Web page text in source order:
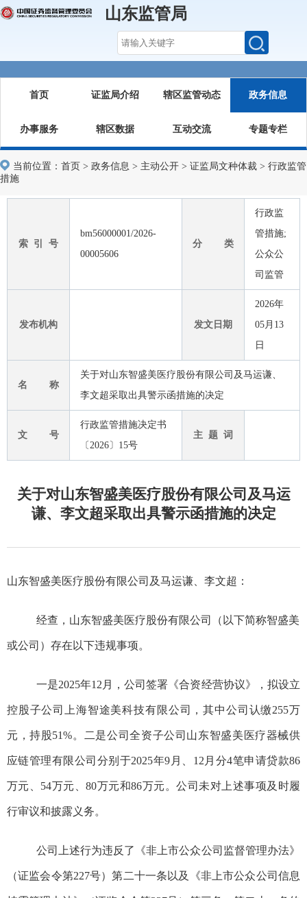
山东监管局
首页 证监局介绍 辖区监管动态 政务信息
办事服务 辖区数据 互动交流 专题专栏
当前位置： 首页 > 政务信息 > 主动公开 > 证监局文种体裁 > 行政监管
措施
索 引 号
bm56000001/2026-
00005606
分 类
行政监
管措施;
公众公
司监管
发布机构 发文日期
2026年
05月13
日
名 称
关于对山东智盛美医疗股份有限公司及马运谦、
李文超采取出具警示函措施的决定
文 号
行政监管措施决定书
〔2026〕15号
主 题 词
关于对山东智盛美医疗股份有限公司及马运
谦、李文超采取出具警示函措施的决定
山东智盛美医疗股份有限公司及马运谦、李文超 ：
经查，山东智盛美医疗股份有限公司（以下简称智盛美
或公司）存在以下违规事项。
一是2025年12月，公司签署《合资经营协议》，拟设立
控股子公司上海智途美科技有限公司，其中公司认缴255万
元，持股51%。二是公司全资子公司山东智盛美医疗器械供
应链管理有限公司分别于2025年9月、 12月分4笔申请贷款86
万元、 54万元、80万元和86万元。公司未对上述事项及时履
行审议和披露义务。
公司上述行为违反了 《非上市公众公司监督管理办法》
（证监会令第227号）第二十一条以及《非上市公众公司信息